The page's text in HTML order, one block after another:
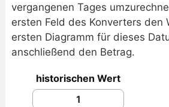
vergangenen Tages
ersten Feld des Konverters den
ersten Diagramm für dieses
anschließend den Betrag.
historischen Wert